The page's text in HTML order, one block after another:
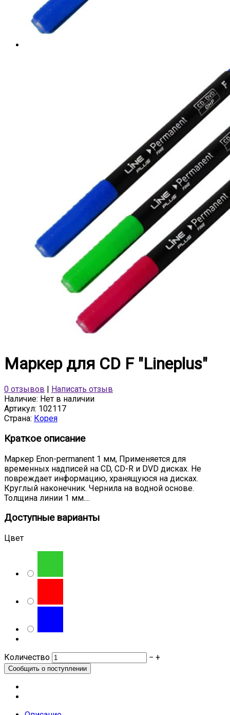
Маркер для CD F "Lineplus"
0 отзывов
Написать отзыв
Наличие: Нет в наличии
Артикул: 102117
Страна: Корея
Краткое описание
Маркер Enon-permanent 1 мм, Применяется для
временных надписей на CD, CD-R и DVD дисках. Не
повреждает информацию, хранящуюся на дисках.
Круглый наконечник. Чернила на водной основе.
Толщина линии 1 мм....
Доступные варианты
Цвет
Количество − +